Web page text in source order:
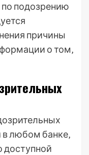
подозрению
причины
о том‚
любом банке‚
доступной